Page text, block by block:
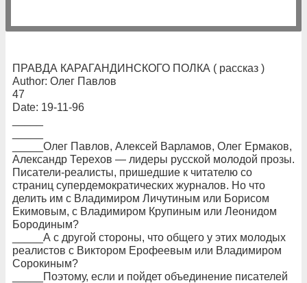
ПРАВДА КАРАГАНДИНСКОГО ПОЛКА ( рассказ )
Author: Олег Павлов
47
Date: 19-11-96
_____Олег Павлов, Алексей Варламов, Олег Ермаков,
Александр Терехов — лидеры русской молодой прозы.
Писатели-реалисты, пришедшие к читателю со
страниц супердемократических журналов. Но что
делить им с Владимиром Личутиным или Борисом
Екимовым, с Владимиром Крупиным или Леонидом
Бородиным?
_____А с другой стороны, что общего у этих молодых
реалистов с Виктором Ерофеевым или Владимиром
Сорокиным?
_____Поэтому, если и пойдет объединение писателей